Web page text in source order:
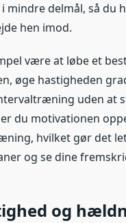
mindre delmål, så du
hen imod.
være at løbe et
øge hastigheden
uden at
du motivationen
hvilket gør det
og se dine
og